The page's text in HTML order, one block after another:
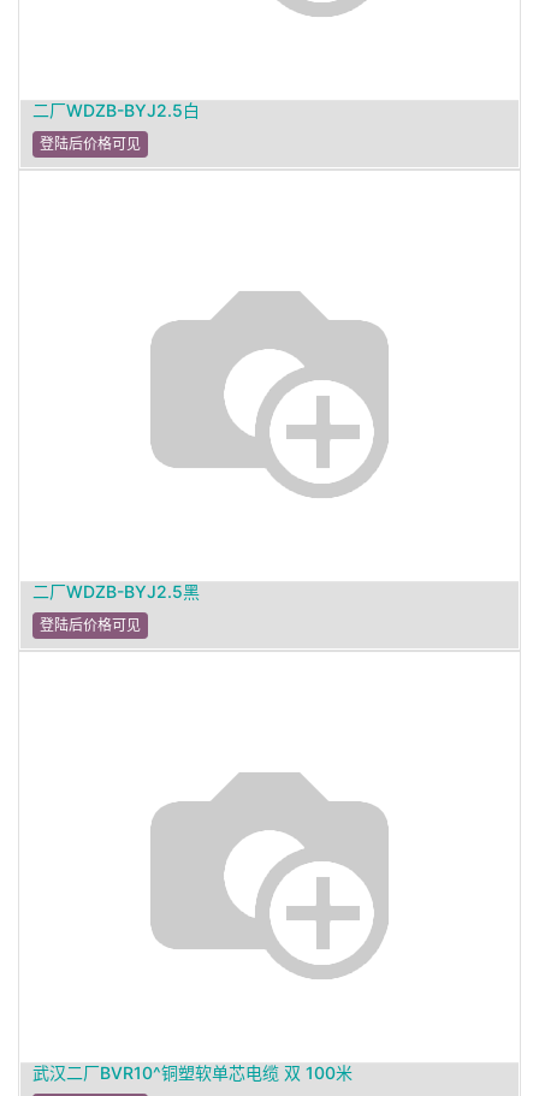
二厂WDZB-BYJ2.5白
登陆后价格可见
二厂WDZB-BYJ2.5黑
登陆后价格可见
武汉二厂BVR10^铜塑软单芯电缆 双 100米